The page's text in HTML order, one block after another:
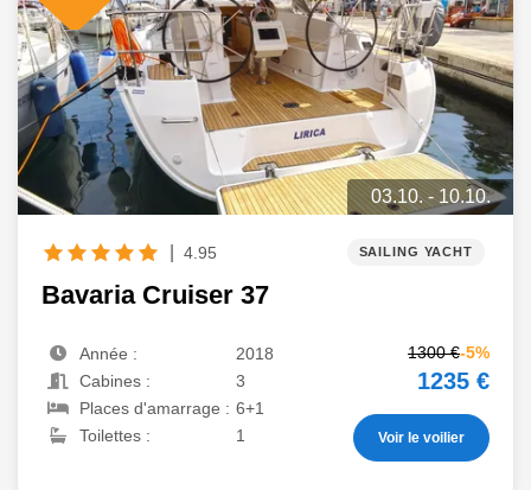
03.10. - 10.10.
SAILING YACHT
4.95
Bavaria Cruiser 37
Année :
2018
Cabines :
3
Places d'amarrage : 6+1
Toilettes :
1
1300 €-5%
1235 €
Voir le voilier